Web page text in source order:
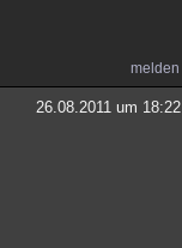
melden
26.08.2011 um 18:22